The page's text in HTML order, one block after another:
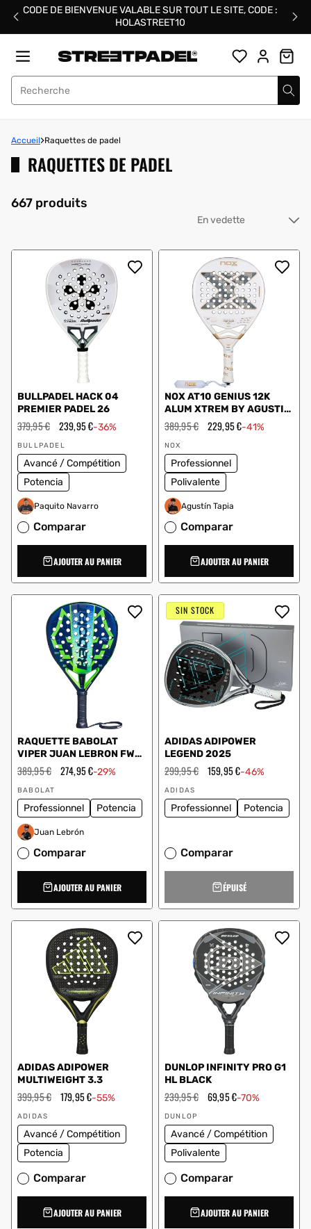
PasserCODE DE BIENVENUE VALABLE SUR TOUT LE SITE, CODE :
HOLASTREET10
Street Padel
Accueil Raquettes de padel
RAQUETTES DE PADEL
667 produits
:
BULLPADEL HACK 04
PREMIER PADEL 26
Prix
régulier
379,95 € Prix
solde
239,95 €-36%
Vendeur
:
BULLPADEL
Avancé / Compétition
Potencia
Paquito Navarro
Comparar
AJOUTER AU PANIER
NOX AT10 GENIUS 12K
ALUM XTREM BY AGUSTIN
TAPIA 2026
Prix
régulier
389,95 € Prix
229,95 €-41%
Vendeur
:
NOX
Professionnel
Polivalente
Agustín Tapia
Comparar
AJOUTER AU PANIER
RAQUETTE BABOLAT
VIPER JUAN LEBRON FW
150187 100
Prix
régulier
389,95 € Prix
274,95 €-29%
Vendeur
:
BABOLAT
Professionnel Potencia
Juan Lebrón
Comparar
AJOUTER AU PANIER
SIN STOCK
ADIDAS ADIPOWER
LEGEND 2025
Prix
régulier
299,95 € Prix
159,95 €-46%
Vendeur
:
ADIDAS
Professionnel Potencia
Comparar
ÉPUISÉ
ADIDAS ADIPOWER
MULTIWEIGHT 3.3
Prix
régulier
399,95 € Prix
179,95 €-55%
Vendeur
:
ADIDAS
Avancé / Compétition
Potencia
Comparar
AJOUTER AU PANIER
DUNLOP INFINITY PRO G1
HL BLACK
Prix
régulier
239,95 € Prix
69,95 €-70%
Vendeur
:
DUNLOP
Avancé / Compétition
Polivalente
Comparar
AJOUTER AU PANIER